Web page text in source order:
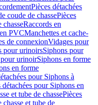
Pièces détachées
coude de chassePièces
chasseRaccords en
PVCManchettes et cache-
de connexionVidages pour
pour urinoirsSiphons pour
pour urinoirSiphons en forme
en forme
pour Siphons à
détachées pour Siphons en
et tube de chassePièces
et tube de